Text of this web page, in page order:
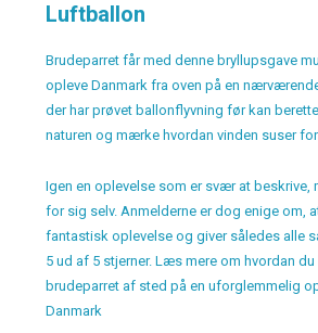
Luftballon
Brudeparret får med denne bryllupsgave
opleve Danmark fra oven på en
der har prøvet ballonflyvning før kan
naturen og mærke hvordan vinden suser
Igen en oplevelse som er svær at beskrive,
for sig selv. Anmelderne er dog enige om,
fantastisk oplevelse og giver således alle
5 ud af 5 stjerner. Læs mere om hvordan
brudeparret af sted på en uforglemmelig
Danmark